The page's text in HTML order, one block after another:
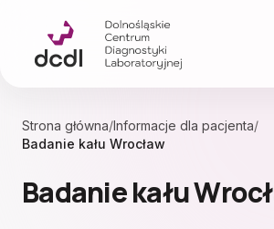
Strona główna/Informacje dla pacjenta/
Badanie kału Wrocław
Badanie kału